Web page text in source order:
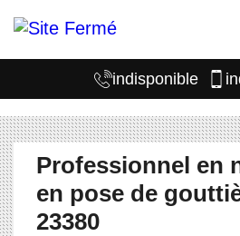
indisponible
Professionnel en
en pose de
23380